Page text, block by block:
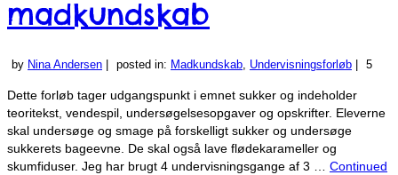
madkundskab
by Nina Andersen posted in: Madkundskab, Undervisningsforløb 5
Dette forløb tager udgangspunkt i emnet sukker og indeholder
teoritekst, vendespil, undersøgelsesopgaver og opskrifter. Eleverne
skal undersøge og smage på forskelligt sukker og undersøge
sukkerets bageevne. De skal også lave flødekarameller og
skumfiduser. Jeg har brugt 4 undervisningsgange af 3 … Continued